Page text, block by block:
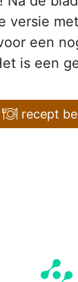
versie
een
is een
recept